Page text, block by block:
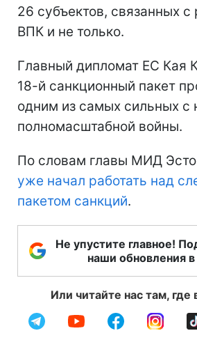
26 субъектов, связанных с
ВПК и не только.
Главный дипломат ЕС Кая
18-й санкционный пакет
одним из самых сильных с
полномасштабной войны.
По словам главы МИД
уже начал работать над
пакетом санкций.
Не упустите главное!
наши обновления
Или читайте нас там, где